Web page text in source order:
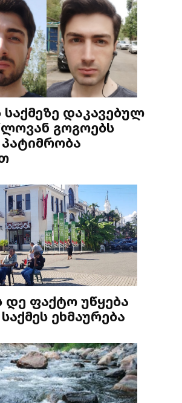
საქმეზე დაკავებულ
გოგოებს
პატიმრობა
დე ფაქტო უწყება
ეხმაურება